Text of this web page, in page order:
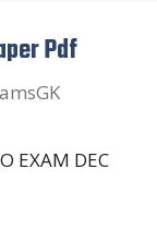
Pdf
EXAM DEC